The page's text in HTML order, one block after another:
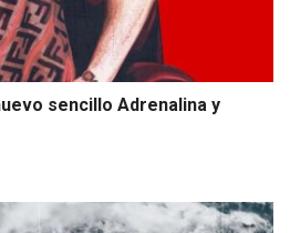
sencillo Adrenalina y